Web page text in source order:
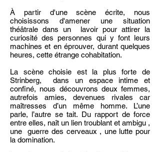
À partir d'une scène écrite, nous
choisissons d'amener une situation
théâtrale dans un lavoir pour attirer la
curiosité des personnes qui y font leurs
machines et en éprouver, durant quelques
heures, cette étrange cohabitation.
La scène choisie est la plus forte de
Strinberg, dans un espace intime et
confiné, nous découvrons deux femmes,
autrefois amies, devenues rivales car
maîtresses d’un même homme. L’une
parle, l’autre se tait. Du rapport de force
entre elles, naît un lien troublant et ambigu ,
une guerre des cerveaux , une lutte pour
la domination.